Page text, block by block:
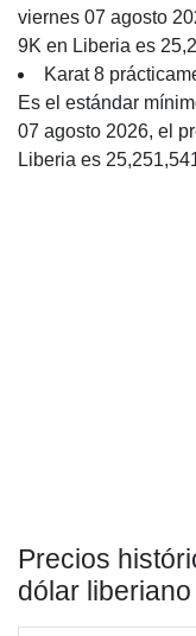
viernes 07 agosto
9K en Liberia es
Karat 8
Es el estándar
07 agosto 2026, el
Liberia es
Precios
dólar